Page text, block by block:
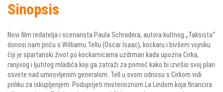
Sinopsis
Novi film redatelja i scenarista Paula Schradera, autora kultnog „Taksista“
donosi nam priču o Williamu Tellu (Oscar Isaac), kockaru i bivšem vojniku
čiji je spartanski život po kockarnicama uzdrman kada upozna Cirka,
ranjivog i ljutitog mladića koji ga zatraži za pomoć kako bi izvršio svoj plan
osvete nad umirovljenim generalom. Tell u svom odnosu s Cirkom vidi
priliku za iskupljenjem. Poduprijeti misterioznom La Lindom koja financira